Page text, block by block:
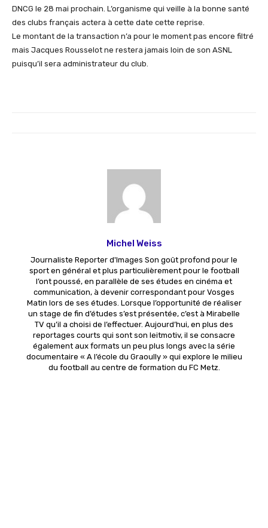
DNCG le 28 mai prochain. L’organisme qui veille à la bonne santé
des clubs français actera à cette date cette reprise.
Le montant de la transaction n’a pour le moment pas encore filtré
mais Jacques Rousselot ne restera jamais loin de son ASNL
puisqu’il sera administrateur du club.
Michel Weiss
Journaliste Reporter d'Images Son goût profond pour le
sport en général et plus particulièrement pour le football
l’ont poussé, en parallèle de ses études en cinéma et
communication, à devenir correspondant pour Vosges
Matin lors de ses études. Lorsque l’opportunité de réaliser
un stage de fin d’études s’est présentée, c’est à Mirabelle
TV qu’il a choisi de l’effectuer. Aujourd’hui, en plus des
reportages courts qui sont son leitmotiv, il se consacre
également aux formats un peu plus longs avec la série
documentaire « A l’école du Graoully » qui explore le milieu
du football au centre de formation du FC Metz.